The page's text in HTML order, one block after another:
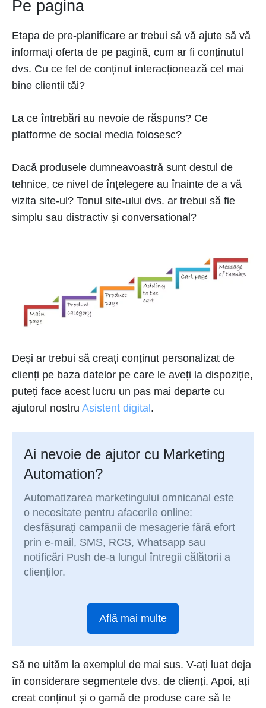
Pe pagina
Etapa de pre-planificare ar trebui să vă ajute să vă
informați oferta de pe pagină, cum ar fi conținutul
dvs. Cu ce fel de conținut interacționează cel mai
bine clienții tăi?
La ce întrebări au nevoie de răspuns? Ce
platforme de social media folosesc?
Dacă produsele dumneavoastră sunt destul de
tehnice, ce nivel de înțelegere au înainte de a vă
vizita site-ul? Tonul site-ului dvs. ar trebui să fie
simplu sau distractiv și conversațional?
Deși ar trebui să creați conținut personalizat de
clienți pe baza datelor pe care le aveți la dispoziție,
puteți face acest lucru un pas mai departe cu
ajutorul nostru Asistent digital.
Ai nevoie de ajutor cu Marketing
Automation?
Automatizarea marketingului omnicanal este
o necesitate pentru afacerile online:
desfășurați campanii de mesagerie fără efort
prin e-mail, SMS, RCS, Whatsapp sau
notificări Push de-a lungul întregii călătorii a
clienților.
Află mai multe
Să ne uităm la exemplul de mai sus. V-ați luat deja
în considerare segmentele dvs. de clienți. Apoi, ați
creat conținut și o gamă de produse care să le